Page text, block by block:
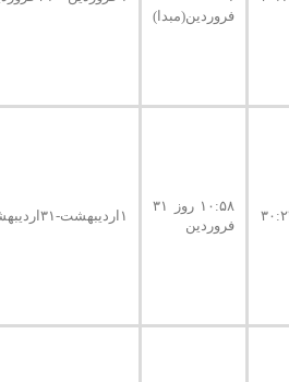
فروردین(مبدا)
۱۰:۵۸ روز ۳۱
فروردین
۱اردیبهشت-۳۱اردیبهشت